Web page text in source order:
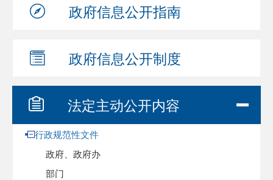
政府信息公开指南
政府信息公开制度
法定主动公开内容
行政规范性文件
政府、政府办
部门